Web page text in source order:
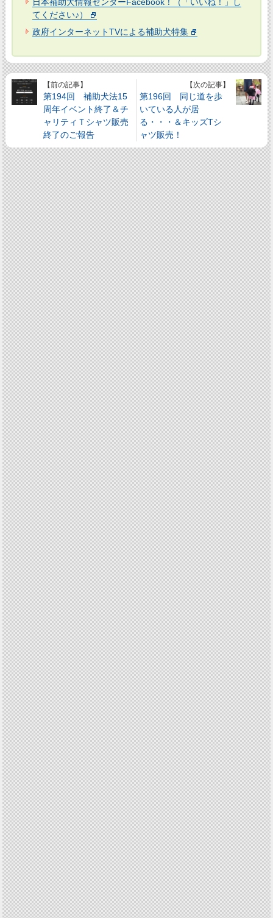
てください♪）
政府インターネットTVによる補助犬特集
【前の記事】
第194回 補助犬法15
周年イベント終了＆チ
ャリティＴシャツ販売
終了のご報告
【次の記事】
第196回 同じ道を歩
いている人が居
る・・・＆キッズTシ
ャツ販売！